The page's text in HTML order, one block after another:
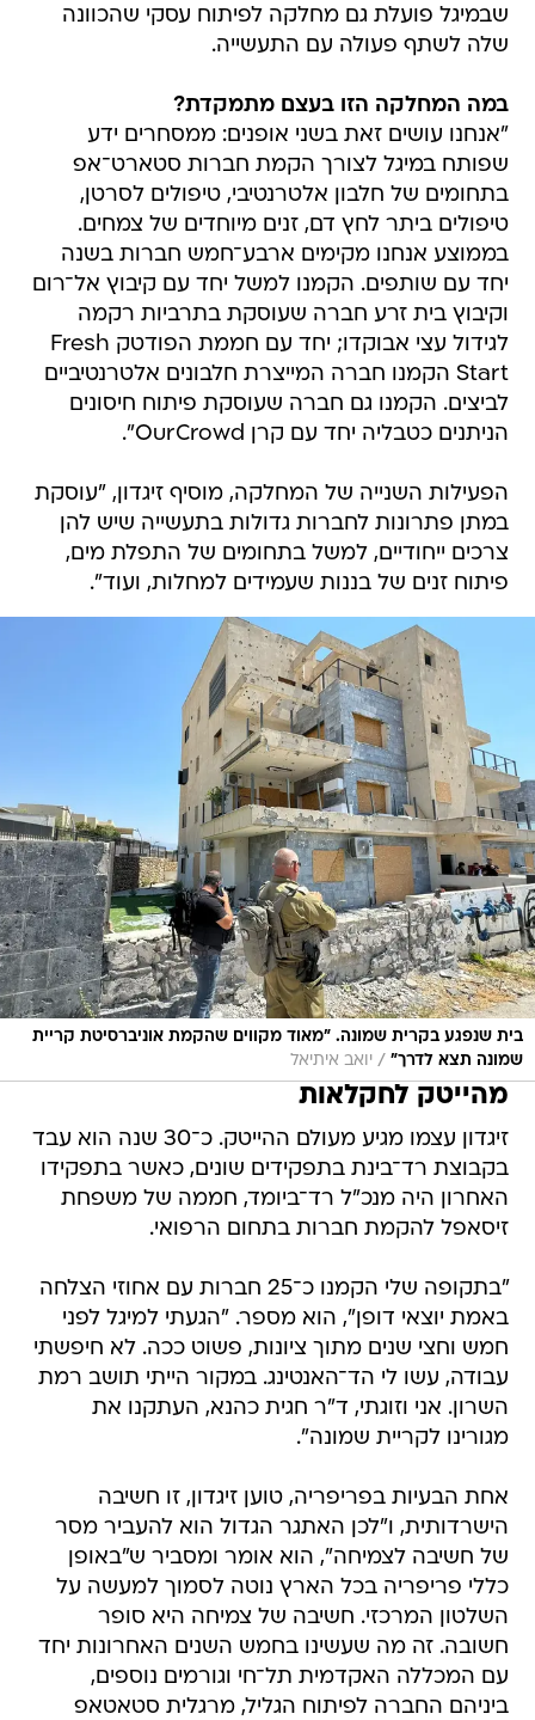
שבמיגל פועלת גם מחלקה לפיתוח עסקי שהכוונה
שלה לשתף פעולה עם התעשייה.
במה המחלקה הזו בעצם מתמקדת?
"אנחנו עושים זאת בשני אופנים: ממסחרים ידע
שפותח במיגל לצורך הקמת חברות סטארט־אפ
בתחומים של חלבון אלטרנטיבי, טיפולים לסרטן,
טיפולים ביתר לחץ דם, זנים מיוחדים של צמחים.
בממוצע אנחנו מקימים ארבע־חמש חברות בשנה
יחד עם שותפים. הקמנו למשל יחד עם קיבוץ אל־רום
וקיבוץ בית זרע חברה שעוסקת בתרביות רקמה
לגידול עצי אבוקדו; יחד עם חממת הפודטק Fresh
Start הקמנו חברה המייצרת חלבונים אלטרנטיביים
לביצים. הקמנו גם חברה שעוסקת פיתוח חיסונים
הניתנים כטבליה יחד עם קרן OurCrowd".
הפעילות השנייה של המחלקה, מוסיף זיגדון, "עוסקת
במתן פתרונות לחברות גדולות בתעשייה שיש להן
צרכים ייחודיים, למשל בתחומים של התפלת מים,
פיתוח זנים של בננות שעמידים למחלות, ועוד".
בית שנפגע בקרית שמונה. "מאוד מקווים שהקמת אוניברסיטת קריית
שמונה תצא לדרך" / יואב איתיאל
מהייטק לחקלאות
זיגדון עצמו מגיע מעולם ההייטק. כ־30 שנה הוא עבד
בקבוצת רד־בינת בתפקידים שונים, כאשר בתפקידו
האחרון היה מנכ"ל רד־ביומד, חממה של משפחת
זיסאפל להקמת חברות בתחום הרפואי.
"בתקופה שלי הקמנו כ־25 חברות עם אחוזי הצלחה
באמת יוצאי דופן", הוא מספר. "הגעתי למיגל לפני
חמש וחצי שנים מתוך ציונות, פשוט ככה. לא חיפשתי
עבודה, עשו לי הד־האנטינג. במקור הייתי תושב רמת
השרון. אני וזוגתי, ד"ר חגית כהנא, העתקנו את
מגורינו לקריית שמונה".
אחת הבעיות בפריפריה, טוען זיגדון, זו חשיבה
הישרדותית, ו"לכן האתגר הגדול הוא להעביר מסר
של חשיבה לצמיחה", הוא אומר ומסביר ש"באופן
כללי פריפריה בכל הארץ נוטה לסמוך למעשה על
השלטון המרכזי. חשיבה של צמיחה היא סופר
חשובה. זה מה שעשינו בחמש השנים האחרונות יחד
עם המכללה האקדמית תל־חי וגורמים נוספים,
ביניהם החברה לפיתוח הגליל, מרגלית סטאטאפ